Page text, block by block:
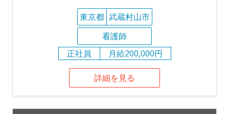
東京都 武蔵村山市
看護師
正社員
月給200,000円
詳細を見る